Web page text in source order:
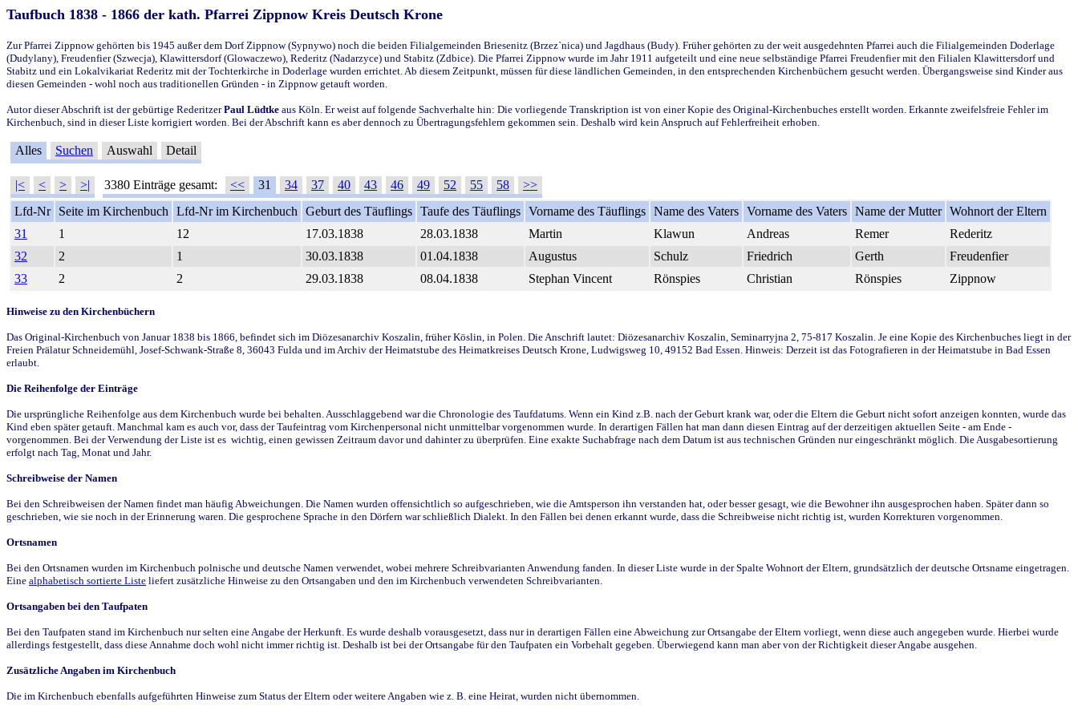
Taufbuch 1838 - 1866 der kath. Pfarrei Zippnow Kreis Deutsch Krone
Zur Pfarrei Zippnow gehörten bis 1945 außer dem Dorf Zippnow (Sypnywo) noch die beiden Filialgemeinden Briesenitz (Brzez`nica) und Jagdhaus (Budy). Früher gehörten zu der weit ausgedehnten Pfarrei auch die Filialgemeinden Doderlage
(Dudylany), Freudenfier (Szwecja), Klawittersdorf (Glowaczewo), Rederitz (Nadarzyce) und Stabitz (Zdbice). Die Pfarrei Zippnow wurde im Jahr 1911 aufgeteilt und eine neue selbständige Pfarrei Freudenfier mit den Filialen Klawittersdorf und
Stabitz und ein Lokalvikariat Rederitz mit der Tochterkirche in Doderlage wurden errichtet. Ab diesem Zeitpunkt, müssen für diese ländlichen Gemeinden, in den entsprechenden Kirchenbüchern gesucht werden. Übergangsweise sind Kinder aus
diesen Gemeinden - wohl noch aus traditionellen Gründen - in Zippnow getauft worden.
Autor dieser Abschrift ist der gebürtige RederitzerPaul Lüdtke aus Köln. Er weist auf folgende Sachverhalte hin: Die vorliegende Transkription ist von einer Kopie des Original-Kirchenbuches erstellt worden. Erkannte zweifelsfreie Fehler im
Kirchenbuch, sind in dieser Liste korrigiert worden. Bei der Abschrift kann es aber dennoch zu Übertragungsfehlern gekommen sein. Deshalb wird kein Anspruch auf Fehlerfreiheit erhoben.
Alles Suchen Auswahl Detail
|< < > >| 3380 Einträge gesamt: << 31 34 37 40 43 46 49 52 55 58
>>
Lfd-Nr
Seite im Kirchenbuch Lfd-Nr im Kirchenbuch Geburt des Täuflings Taufe des Täuflings Vorname des Täuflings Name des Vaters Vorname des Vaters Name der Mutter Wohnort der Eltern
31
1 12 17.03.1838 28.03.1838 Martin Klawun Andreas Remer
Rederitz
32
2 1 30.03.1838 01.04.1838 Augustus Schulz Friedrich Gerth
Freudenfier
33
2 2 29.03.1838 08.04.1838 Stephan Vincent Rönspies Christian Rönspies Zippnow
Hinweise zu den Kirchenbüchern
Das Original-Kirchenbuch von Januar 1838 bis 1866, befindet sich im Diözesanarchiv Koszalin, früher Köslin, in Polen. Die Anschrift lautet: Diözesanarchiv Koszalin, Seminarryjna 2, 75-817 Koszalin. Je eine Kopie des Kirchenbuches liegt in der
Freien Prälatur Schneidemühl, Josef-Schwank-Straße 8, 36043 Fulda und im Archiv der Heimatstube des Heimatkreises Deutsch Krone, Ludwigsweg 10, 49152 Bad Essen. Hinweis: Derzeit ist das Fotografieren in der Heimatstube in Bad Essen
erlaubt.
Die Reihenfolge der Einträge
Die ursprüngliche Reihenfolge aus dem Kirchenbuch wurde bei behalten. Ausschlaggebend war die Chronologie des Taufdatums. Wenn ein Kind z.B. nach der Geburt krank war, oder die Eltern die Geburt nicht sofort anzeigen konnten, wurde das
Kind eben später getauft. Manchmal kam es auch vor, dass der Taufeintrag vom Kirchenpersonal nicht unmittelbar vorgenommen wurde. In derartigen Fällen hat man dann diesen Eintrag auf der derzeitigen aktuellen Seite - am Ende -
vorgenommen. Bei der Verwendung der Liste ist es wichtig, einen gewissen Zeitraum davor und dahinter zu überprüfen. Eine exakte Suchabfrage nach dem Datum ist aus technischen Gründen nur eingeschränkt möglich. Die Ausgabesortierung
erfolgt nach Tag, Monat und Jahr.
Schreibweise der Namen
Bei den Schreibweisen der Namen findet man häufig Abweichungen. Die Namen wurden offensichtlich so aufgeschrieben, wie die Amtsperson ihn verstanden hat, oder besser gesagt, wie die Bewohner ihn ausgesprochen haben. Später dann so
geschrieben, wie sie noch in der Erinnerung waren. Die gesprochene Sprache in den Dörfern war schließlich Dialekt. In den Fällen bei denen erkannt wurde, dass die Schreibweise nicht richtig ist, wurden Korrekturen vorgenommen.
Ortsnamen
Bei den Ortsnamen wurden im Kirchenbuch polnische und deutsche Namen verwendet, wobei mehrere Schreibvarianten Anwendung fanden. In dieser Liste wurde in der Spalte Wohnort der Eltern, grundsätzlich der deutsche Ortsname eingetragen.
Eine alphabetisch sortierte Liste liefert zusätzliche Hinweise zu den Ortsangaben und den im Kirchenbuch verwendeten Schreibvarianten.
Ortsangaben bei den Taufpaten
Bei den Taufpaten stand im Kirchenbuch nur selten eine Angabe der Herkunft. Es wurde deshalb vorausgesetzt, dass nur in derartigen Fällen eine Abweichung zur Ortsangabe der Eltern vorliegt, wenn diese auch angegeben wurde. Hierbei wurde
allerdings festgestellt, dass diese Annahme doch wohl nicht immer richtig ist. Deshalb ist bei der Ortsangabe für den Taufpaten ein Vorbehalt gegeben. Überwiegend kann man aber von der Richtigkeit dieser Angabe ausgehen.
Zusätzliche Angaben im Kirchenbuch
Die im Kirchenbuch ebenfalls aufgeführten Hinweise zum Status der Eltern oder weitere Angaben wie z. B. eine Heirat, wurden nicht übernommen.